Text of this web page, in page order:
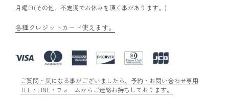
月曜日(その他、不定期でお休みを頂く事があります。)
各種クレジットカード使えます。
ご質問・気になる事がございましたら、予約・お問い合わせ専用
TEL・LINE・フォームからご連絡お持ちしております。